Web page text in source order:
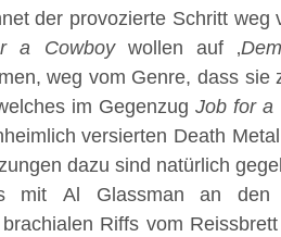
der provozierte Schritt weg
a Cowboywollen auf ‚
weg vom Genre, dass sie
im Gegenzug Job for a
versierten Death
dazu sind natürlich
mit Al Glassman an den
Riffs vom